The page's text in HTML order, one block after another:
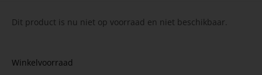
Dit product is nu niet op voorraad en niet beschikbaar.
Winkelvoorraad